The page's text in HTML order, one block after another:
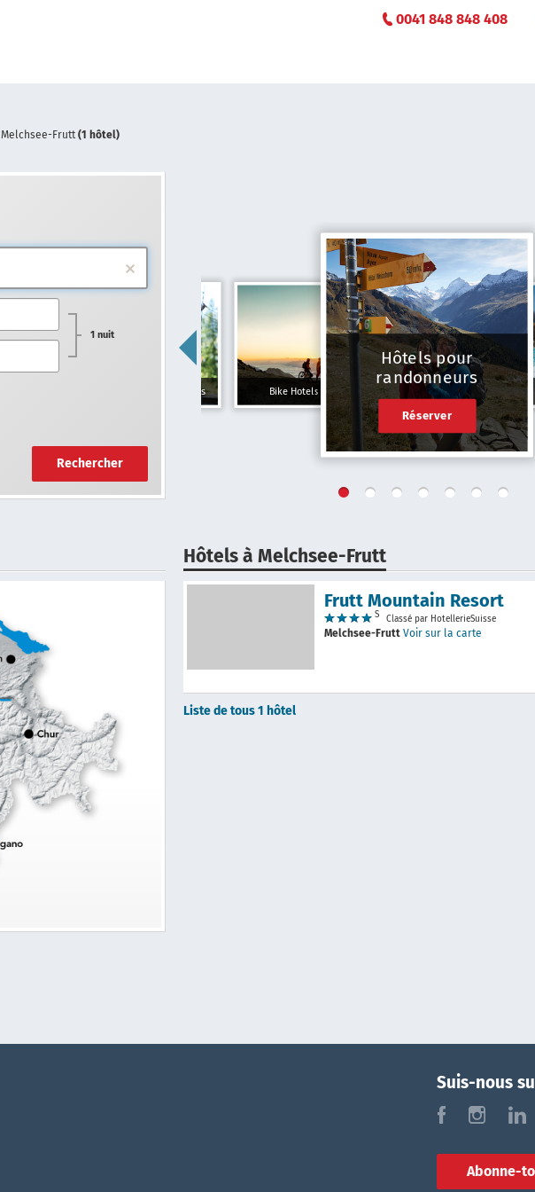
0041 848 848 408
Melchsee-Frutt(1 hôtel)
1 nuit
Rechercher
Hôtels pour familles Bike Hotels
Hôtels pour
randonneurs
Réserver
Hôtels à Melchsee-Frutt
Frutt Mountain Resort
S Classé par HotellerieSuisse
Melchsee-Frutt Voir sur la carte
Liste de tous 1 hôtel
Suis-nous
f i l
Abonne-